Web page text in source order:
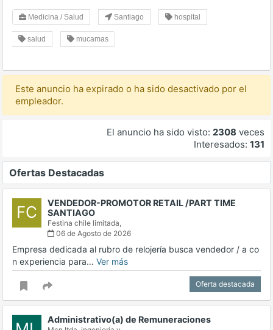
Medicina / Salud Santiago hospital
salud mucamas
Este anuncio ha expirado o ha sido desactivado por el
empleador.
El anuncio ha sido visto: 2308 veces
Interesados: 131
Ofertas Destacadas
FC
VENDEDOR-PROMOTOR RETAIL /PART TIME
SANTIAGO
Festina chile limitada,
06 de Agosto de 2026
Empresa dedicada al rubro de relojería busca vendedor / a co
n experiencia para… Ver más
Oferta destacada
Administrativo(a) de Remuneraciones